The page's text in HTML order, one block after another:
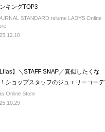
キングTOP3
STANDARD relume LADYS Online
Lilas】＼STAFF SNAP／真似したくな
ショップスタッフのジュエリーコーデ
Online Store